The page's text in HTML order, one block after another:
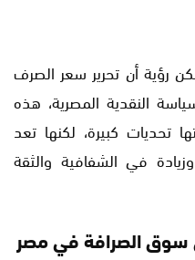
رؤية أن تحرير سعر الصرف
النقدية المصرية، هذه
تحديات كبيرة، لكنها تعد
في الشفافية والثقة
سوق الصرافة في مصر